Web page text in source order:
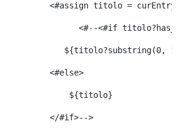
<#assign titolo =
<#--
${titolo?substring(0,
<#else>
${titolo}
</#if>-->